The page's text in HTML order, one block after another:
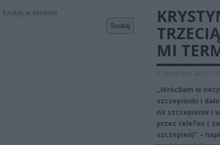
Szukaj w serwisie
Szukaj
MI
27 września 2021
„Wróciłam w
szczepionki i
na szczepienie i
przez telefon (
szczepień)” –